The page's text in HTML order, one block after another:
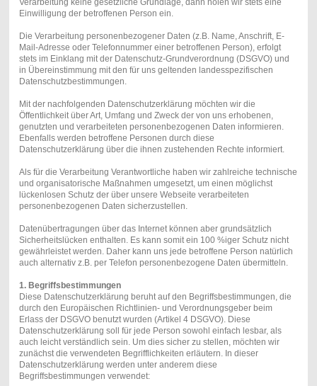
Verarbeitung keine gesetzliche Grundlage, dann holen wir stets eine
Einwilligung der betroffenen Person ein.
Die Verarbeitung personenbezogener Daten (z.B. Name, Anschrift, E-
Mail-Adresse oder Telefonnummer einer betroffenen Person), erfolgt
stets im Einklang mit der Datenschutz-Grundverordnung (DSGVO) und
in Übereinstimmung mit den für uns geltenden landesspezifischen
Datenschutzbestimmungen.
Mit der nachfolgenden Datenschutzerklärung möchten wir die
Öffentlichkeit über Art, Umfang und Zweck der von uns erhobenen,
genutzten und verarbeiteten personenbezogenen Daten informieren.
Ebenfalls werden betroffene Personen durch diese
Datenschutzerklärung über die ihnen zustehenden Rechte informiert.
Als für die Verarbeitung Verantwortliche haben wir zahlreiche technische
und organisatorische Maßnahmen umgesetzt, um einen möglichst
lückenlosen Schutz der über unsere Webseite verarbeiteten
personenbezogenen Daten sicherzustellen.
Datenübertragungen über das Internet können aber grundsätzlich
Sicherheitslücken enthalten. Es kann somit ein 100 %iger Schutz nicht
gewährleistet werden. Daher kann uns jede betroffene Person natürlich
auch alternativ z.B. per Telefon personenbezogene Daten übermitteln.
1. Begriffsbestimmungen
Diese Datenschutzerklärung beruht auf den Begriffsbestimmungen, die
durch den Europäischen Richtlinien- und Verordnungsgeber beim
Erlass der DSGVO benutzt wurden (Artikel 4 DSGVO). Diese
Datenschutzerklärung soll für jede Person sowohl einfach lesbar, als
auch leicht verständlich sein. Um dies sicher zu stellen, möchten wir
zunächst die verwendeten Begrifflichkeiten erläutern. In dieser
Datenschutzerklärung werden unter anderem diese
Begriffsbestimmungen verwendet: